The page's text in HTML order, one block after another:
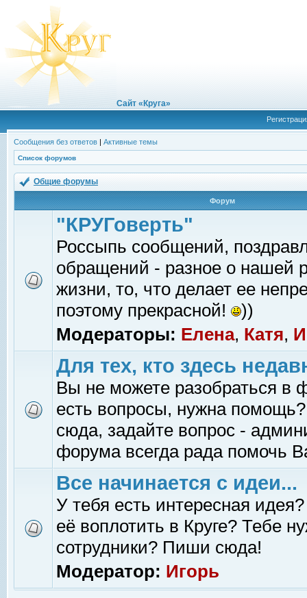
Сайт «Круга»
Сообщения без ответов | Активные темы
Список форумов
Общие форумы
Форум
"КРУГоверть"
Россыпь сообщений,
обращений - разное о нашей
жизни, то, что делает ее
поэтому прекрасной!
))
Модераторы: Елена, Катя,
Для тех, кто здесь
Вы не можете разобраться в
есть вопросы, нужна помощь?
сюда, задайте вопрос -
форума всегда рада помочь
Все начинается с идеи...
У тебя есть интересная
её воплотить в Круге? Тебе
сотрудники? Пиши сюда!
Модератор: Игорь